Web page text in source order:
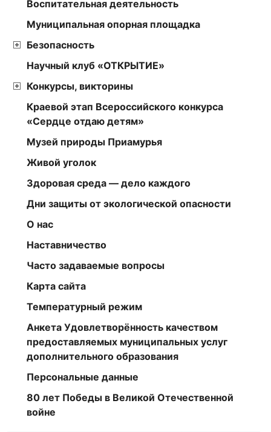
Воспитательная деятельность
Муниципальная опорная площадка
Безопасность
Научный клуб «ОТКРЫТИЕ»
Конкурсы, викторины
Краевой этап Всероссийского конкурса
«Сердце отдаю детям»
Музей природы Приамурья
Живой уголок
Здоровая среда — дело каждого
Дни защиты от экологической опасности
О нас
Наставничество
Часто задаваемые вопросы
Карта сайта
Температурный режим
Анкета Удовлетворённость качеством
предоставляемых муниципальных услуг
дополнительного образования
Персональные данные
80 лет Победы в Великой Отечественной
войне